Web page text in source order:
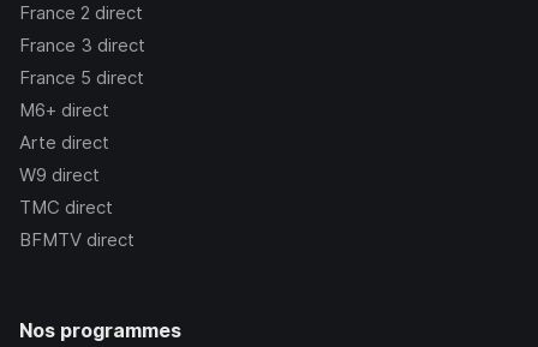
France 2 direct
France 3 direct
France 5 direct
M6+ direct
Arte direct
W9 direct
TMC direct
BFMTV direct
Nos programmes